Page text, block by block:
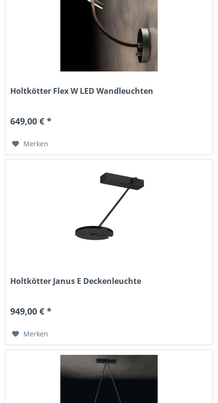
Holtkötter Flex W LED Wandleuchten
649,00 € *
Merken
Holtkötter Janus E Deckenleuchte
949,00 € *
Merken